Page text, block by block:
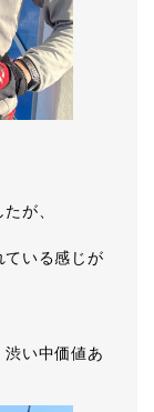
が、
ている感じが
い中価値あ